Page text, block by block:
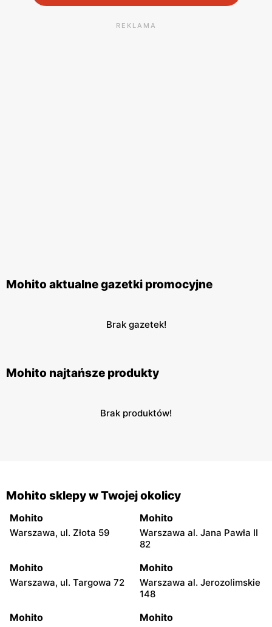
REKLAMA
Mohito aktualne gazetki promocyjne
Brak gazetek!
Mohito najtańsze produkty
Brak produktów!
Mohito sklepy w Twojej okolicy
Mohito
Warszawa, ul. Złota 59
Mohito
Warszawa al. Jana Pawła II
82
Mohito
Warszawa, ul. Targowa 72
Mohito
Warszawa al. Jerozolimskie
148
Mohito Mohito